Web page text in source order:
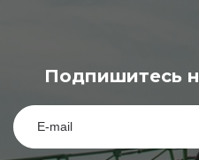
Подпишитесь